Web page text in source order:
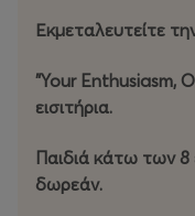
Svetoft & Leah
τους
•18:00 - 19:30 :
Αρχές του EVA Foam:
Εκμεταλευτείτε
"Your Enthusiasm,
εισιτήρια.
Παιδιά κάτω των 8
δωρεάν.